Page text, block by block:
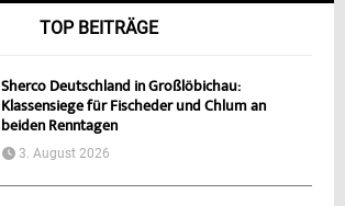
TOP BEITRÄGE
Sherco Deutschland in Großlöbichau:
Klassensiege für Fischeder und Chlum an
beiden Renntagen
3. August 2026